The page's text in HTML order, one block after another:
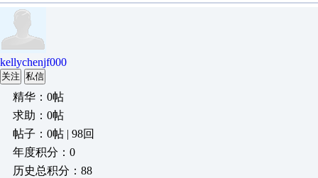
kellychenjf000
关注 私信
精华：0帖
求助：0帖
帖子：0帖 | 98回
年度积分：0
历史总积分：88